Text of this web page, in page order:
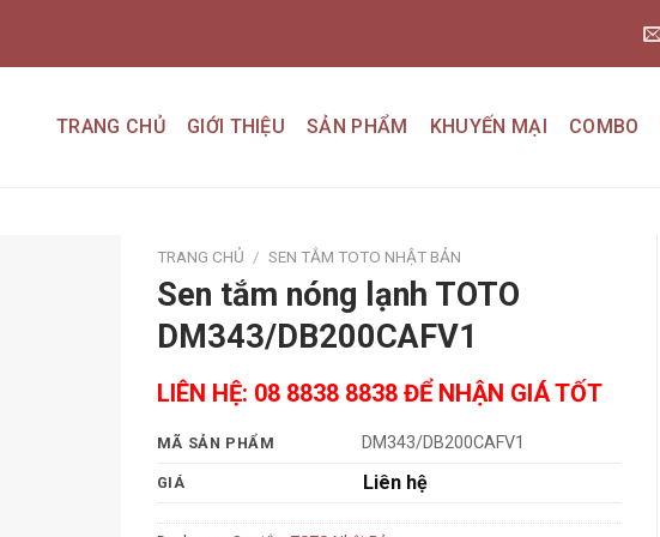
TRANG CHỦ GIỚI THIỆU SẢN PHẨM KHUYẾN MẠI COMBO
TRANG CHỦ / SEN TẮM TOTO NHẬT BẢN
Sen tắm nóng lạnh TOTO
DM343/DB200CAFV1
LIÊN HỆ: 08 8838 8838 ĐỂ NHẬN GIÁ TỐT
MÃ SẢN PHẨM DM343/DB200CAFV1
GIÁ Liên hệ